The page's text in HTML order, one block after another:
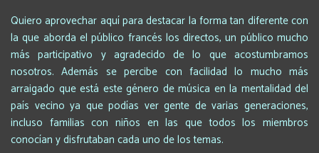
Quiero aprovechar aquí para destacar la forma tan diferente con
la que aborda el público francés los directos, un público mucho
más participativo y agradecido de lo que acostumbramos
nosotros. Además se percibe con facilidad lo mucho más
arraigado que está este género de música en la mentalidad del
país vecino ya que podías ver gente de varias generaciones,
incluso familias con niños en las que todos los miembros
conocían y disfrutaban cada uno de los temas.